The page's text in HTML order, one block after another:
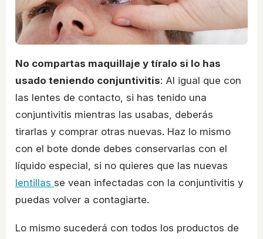
No compartas maquillaje y tíralo si lo has
usado teniendo conjuntivitis: Al igual que con
las lentes de contacto, si has tenido una
conjuntivitis mientras las usabas, deberás
tirarlas y comprar otras nuevas. Haz lo mismo
con el bote donde debes conservarlas con el
líquido especial, si no quieres que las nuevas
lentillas se vean infectadas con la conjuntivitis y
puedas volver a contagiarte.
Lo mismo sucederá con todos los productos de